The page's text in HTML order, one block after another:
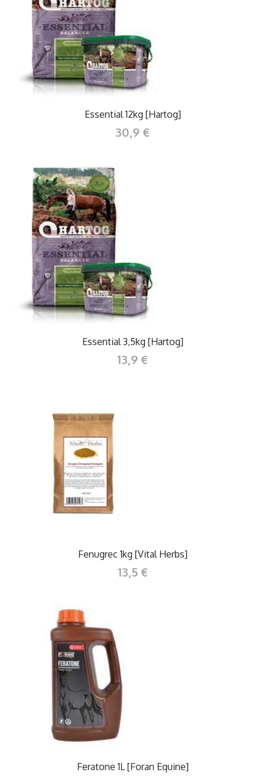
Essential 12kg [Hartog]
30,9 €
Essential 3,5kg [Hartog]
13,9 €
Fenugrec 1kg [Vital Herbs]
13,5 €
Feratone 1L [Foran Equine]